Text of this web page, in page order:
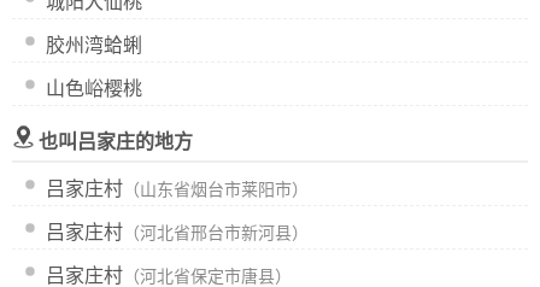
胶州湾蛤蜊
山色峪樱桃
也叫吕家庄的地方
吕家庄村 （山东省烟台市莱阳市）
吕家庄村 （河北省邢台市新河县）
吕家庄村 （河北省保定市唐县）